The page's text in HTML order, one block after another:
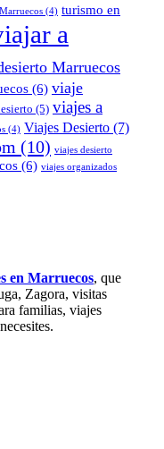
(4) turismo en
a
Marruecos
(6) viaje
(5) viajes a
(4) Viajes Desierto (7)
(10) viajes desierto
(6) viajes organizados
en Marruecos, que
Zagora, visitas
familias, viajes